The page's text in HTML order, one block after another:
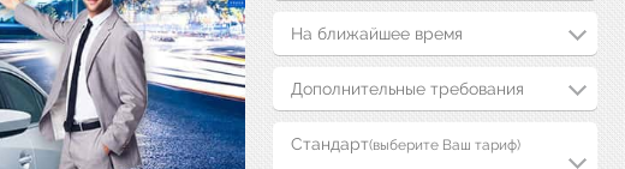
На ближайшее время
Дополнительные требования
Стандарт(выберите Ваш тариф)